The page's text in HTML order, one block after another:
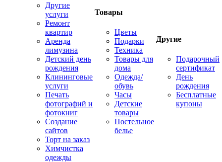
Другие
услуги
Ремонт
квартир
Аренда
лимузина
Детский день
рождения
Клининговые
услуги
Печать
фотографий и
фотокниг
Создание
сайтов
Торт на заказ
Химчистка
одежды
Товары
Цветы
Подарки
Техника
Товары для
дома
Одежда/
обувь
Часы
Детские
товары
Постельное
белье
Другие
Подарочный
сертификат
День
рождения
Бесплатные
купоны